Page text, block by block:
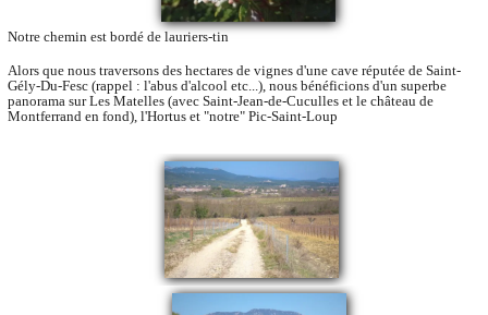
Notre chemin est bordé de lauriers-tin
Alors que nous traversons des hectares de vignes d'une cave réputée de Saint-
Gély-Du-Fesc (rappel : l'abus d'alcool etc...), nous bénéficions d'un superbe
panorama sur Les Matelles (avec Saint-Jean-de-Cuculles et le château de
Montferrand en fond), l'Hortus et "notre" Pic-Saint-Loup